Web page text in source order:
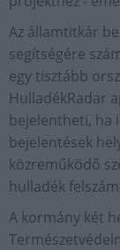
Az államtitkár
segítségére
egy tisztább
HulladékRadar
bejelentheti, ha
bejelentések
közreműködő
hulladék
A kormány két